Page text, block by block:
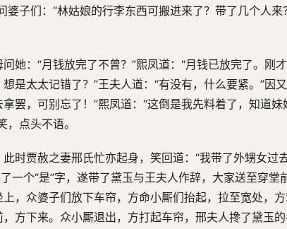
子们：“林姑娘的行李东西可搬进来了？带了几个人来
她：“月钱放完了不曾？”熙凤道：“月钱已放完了。刚
是太太记错了？”王夫人道：“有没有，什么要紧。”因
罢，可别忘了！”熙凤道：“这倒是我先料着了，知道妹
点头不语。
时贾赦之妻邢氏忙亦起身，笑回道：“我带了外甥女过
一个“是”字，遂带了黛玉与王夫人作辞，大家送至穿堂
，众婆子们放下车帘，方命小厮们抬起，拉至宽处，
方下来。众小厮退出，方打起车帘，邢夫人搀了黛玉的